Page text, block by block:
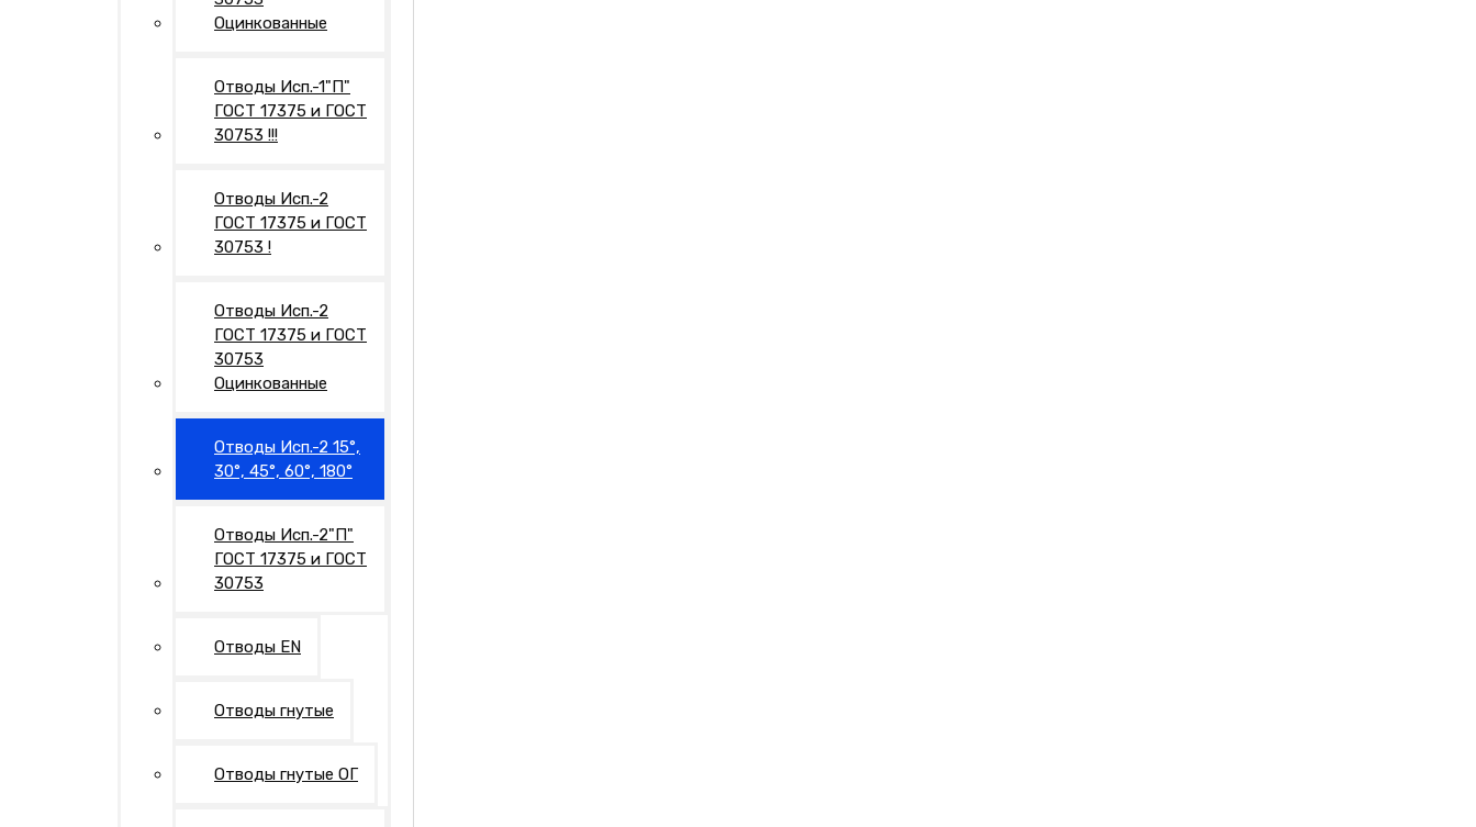
Оцинкованные
Отводы Исп.-1"П"
ГОСТ 17375 и ГОСТ
30753 !!!
Отводы Исп.-2
ГОСТ 17375 и ГОСТ
30753 !
Отводы Исп.-2
ГОСТ 17375 и ГОСТ
30753
Оцинкованные
Отводы Исп.-2 15°,
30°, 45°, 60°, 180°
Отводы Исп.-2"П"
ГОСТ 17375 и ГОСТ
30753
Отводы EN
Отводы гнутые
Отводы гнутые ОГ